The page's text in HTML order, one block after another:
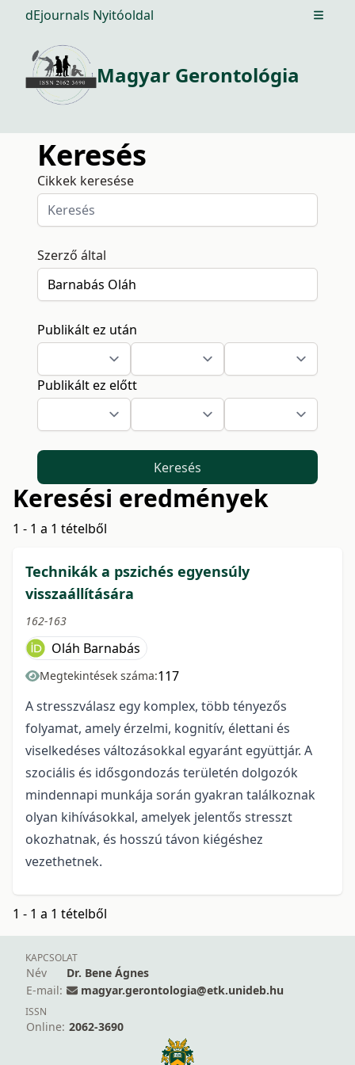
dEjournals Nyitóoldal Open
Magyar Gerontológia
Keresés
Cikkek keresése
Szerző által
Publikált ez után
Publikált ez előtt
Keresés
Keresési eredmények
1 - 1 a 1 tételből
Technikák a pszichés egyensúly
visszaállítására
162-163
Oláh Barnabás
Megtekintések száma:117
A stresszválasz egy komplex, több tényezős
folyamat, amely érzelmi, kognitív, élettani és
viselkedéses változásokkal egyaránt együttjár. A
szociális és idősgondozás területén dolgozók
mindennapi munkája során gyakran találkoznak
olyan kihívásokkal, amelyek jelentős stresszt
okozhatnak, és hosszú távon kiégéshez
vezethetnek.
1 - 1 a 1 tételből
KAPCSOLAT
Név
Dr. Bene Ágnes
E-mail:
magyar.gerontologia@etk.unideb.hu
ISSN
Online: 2062-3690